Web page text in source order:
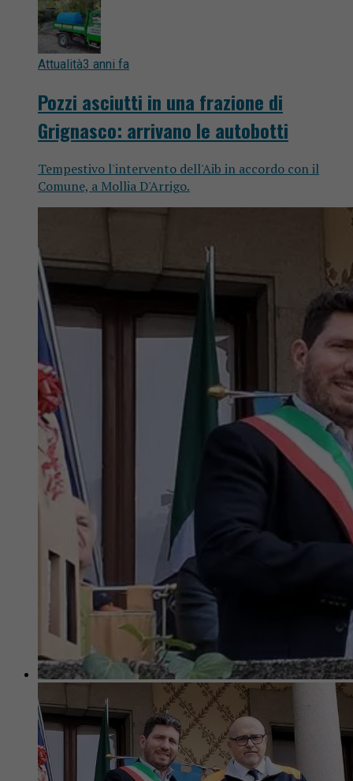
Attualità3 anni fa
Pozzi asciutti in una frazione di
Grignasco: arrivano le autobotti
Tempestivo l'intervento dell'Aib in accordo con il
Comune, a Mollia D'Arrigo.